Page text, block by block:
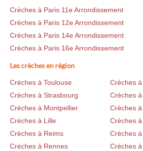
Crèches à Paris 11e Arrondissement
Crèches à Paris 12e Arrondissement
Crèches à Paris 14e Arrondissement
Crèches à Paris 16e Arrondissement
Les crèches en région
Crèches à Toulouse
Crèches
Crèches à Strasbourg
Crèches
Crèches à Montpellier
Crèches
Crèches à Lille
Crèches
Crèches à Reims
Crèches
Crèches à Rennes
Crèches